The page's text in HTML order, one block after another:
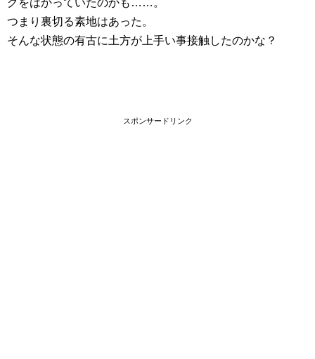
グをはかっていたのかも……。
つまり裏切る素地はあった。
そんな状態の有古に土方が上手い事接触したのかな？
スポンサードリンク